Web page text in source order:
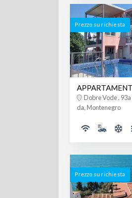
Prezzo su richiesta
Dobre Vode ,
da, Montenegro
Prezzo su richiesta